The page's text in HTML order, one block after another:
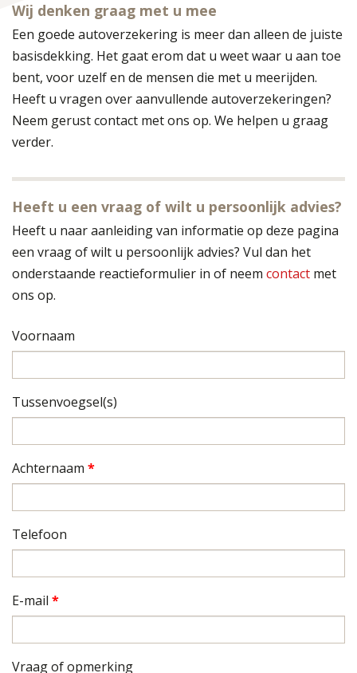
Wij denken graag met u mee
Een goede autoverzekering is meer dan alleen de juiste
basisdekking. Het gaat erom dat u weet waar u aan toe
bent, voor uzelf en de mensen die met u meerijden.
Heeft u vragen over aanvullende autoverzekeringen?
Neem gerust contact met ons op. We helpen u graag
verder.
Heeft u een vraag of wilt u persoonlijk advies?
Heeft u naar aanleiding van informatie op deze pagina
een vraag of wilt u persoonlijk advies? Vul dan het
onderstaande reactieformulier in of neem contact met
ons op.
Voornaam
Tussenvoegsel(s)
Achternaam *
Telefoon
E-mail *
Vraag of opmerking